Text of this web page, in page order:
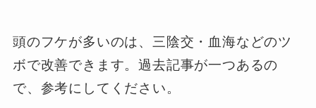
頭のフケが多いのは、三陰交・血海などのツ
ボで改善できます。過去記事が一つあるの
で、参考にしてください。